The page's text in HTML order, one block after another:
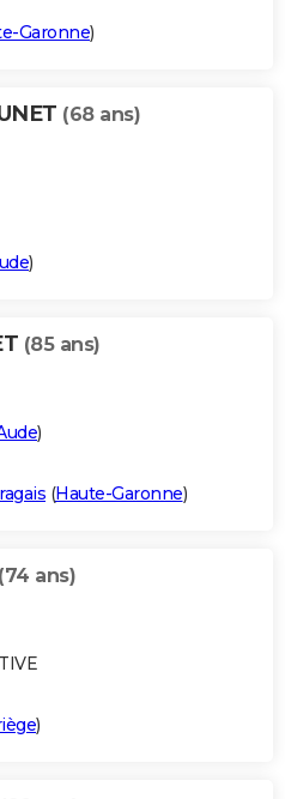
Garonne)
(68 ans)
)
(85 ans)
)
(Haute-Garonne)
(74 ans)
)